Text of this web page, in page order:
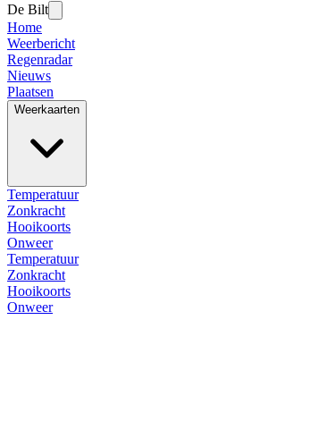
De Bilt
Home
Weerbericht
Regenradar
Nieuws
Plaatsen
Weerkaarten
Temperatuur
Zonkracht
Hooikoorts
Onweer
Temperatuur
Zonkracht
Hooikoorts
Onweer